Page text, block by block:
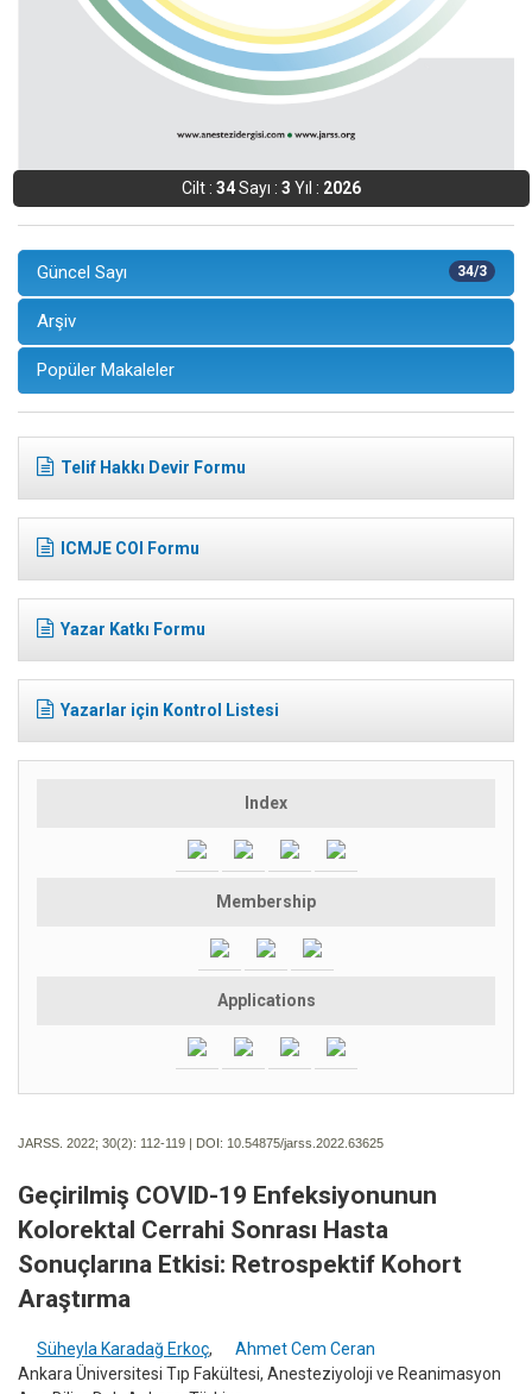
Cilt : 34Sayı : 3 Yıl : 2026
34/3
Güncel Sayı
Arşiv
Popüler Makaleler
Telif Hakkı Devir Formu
ICMJE COI Formu
Yazar Katkı Formu
Yazarlar için Kontrol Listesi
Index
Membership
Applications
JARSS. 2022; 30(2): 112-119 | DOI: 10.54875/jarss.2022.63625
Geçirilmiş COVID-19 Enfeksiyonunun
Kolorektal Cerrahi Sonrası Hasta
Sonuçlarına Etkisi: Retrospektif Kohort
Araştırma
Süheyla Karadağ Erkoç,
Ahmet Cem Ceran
Ankara Üniversitesi Tıp Fakültesi, Anesteziyoloji ve Reanimasyon